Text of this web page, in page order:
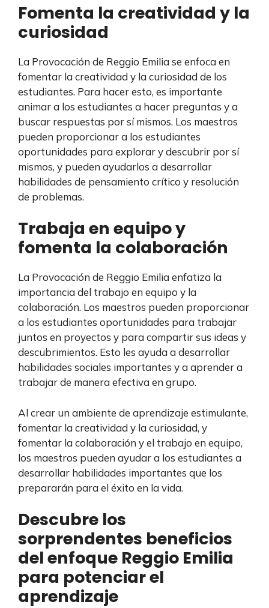
Fomenta la creatividad y la
curiosidad
La Provocación de Reggio Emilia se enfoca en
fomentar la creatividad y la curiosidad de los
estudiantes. Para hacer esto, es importante
animar a los estudiantes a hacer preguntas y a
buscar respuestas por sí mismos. Los maestros
pueden proporcionar a los estudiantes
oportunidades para explorar y descubrir por sí
mismos, y pueden ayudarlos a desarrollar
habilidades de pensamiento crítico y resolución
de problemas.
Trabaja en equipo y
fomenta la colaboración
La Provocación de Reggio Emilia enfatiza la
importancia del trabajo en equipo y la
colaboración. Los maestros pueden proporcionar
a los estudiantes oportunidades para trabajar
juntos en proyectos y para compartir sus ideas y
descubrimientos. Esto les ayuda a desarrollar
habilidades sociales importantes y a aprender a
trabajar de manera efectiva en grupo.
Al crear un ambiente de aprendizaje estimulante,
fomentar la creatividad y la curiosidad, y
fomentar la colaboración y el trabajo en equipo,
los maestros pueden ayudar a los estudiantes a
desarrollar habilidades importantes que los
prepararán para el éxito en la vida.
Descubre los
sorprendentes beneficios
del enfoque Reggio Emilia
para potenciar el
aprendizaje